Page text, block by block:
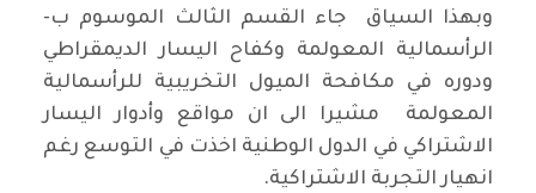
وبهذا السياق جاء القسم الثالث الموسوم ب-
الرأسمالية المعولمة وكفاح اليسار الديمقراطي
ودوره في مكافحة الميول التخريبية للرأسمالية
المعولمة مشيرا الى ان مواقع وأدوار اليسار
الاشتراكي في الدول الوطنية اخذت في التوسع رغم
انهيار التجربة الاشتراكية.